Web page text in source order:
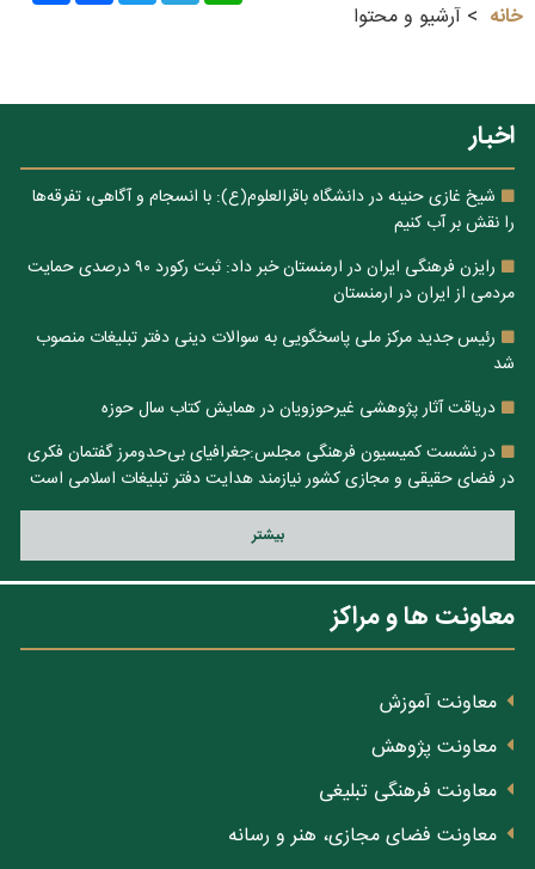
خانه
آرشیو و محتوا
اخبار
شیخ غازی حنینه در دانشگاه باقرالعلوم(ع): با انسجام و آگاهی، تفرقه‌ها
را نقش بر آب کنیم
رایزن فرهنگی ایران در ارمنستان خبر داد: ثبت رکورد ۹۰ درصدی حمایت
مردمی از ایران در ارمنستان
رئیس جدید مرکز ملی پاسخگویی به سوالات دینی دفتر تبلیغات منصوب
شد
دریاقت آثار پژوهشی غیرحوزویان در همایش کتاب سال حوزه
در نشست کمیسیون فرهنگی مجلس:جغرافیای بی‌حدومرز گفتمان فکری
در فضای حقیقی و مجازی کشور نیازمند هدایت دفتر تبلیغات اسلامی است
بيشتر
معاونت ها و مراکز
معاونت آموزش
معاونت پژوهش
معاونت فرهنگی تبلیغی
معاونت فضای مجازی، هنر و رسانه